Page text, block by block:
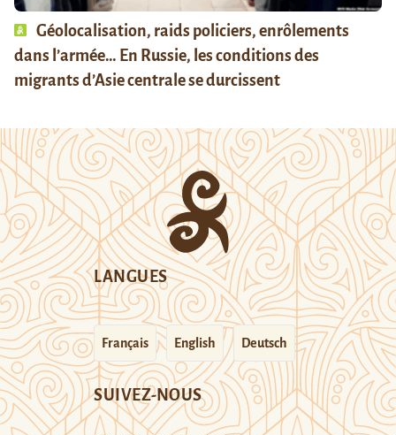
Géolocalisation, raids policiers, enrôlements
dans l’armée… En Russie, les conditions des
migrants d’Asie centrale se durcissent
LANGUES
Français English Deutsch
SUIVEZ-NOUS